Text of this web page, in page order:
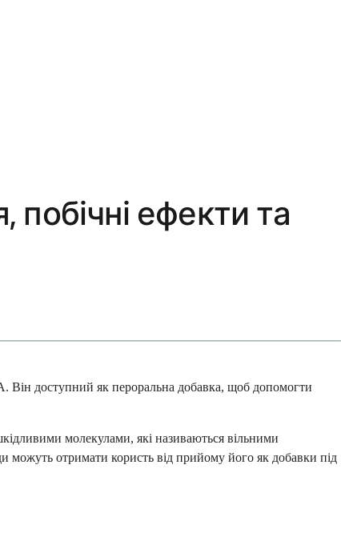
ефекти та
Він доступний як пероральна добавка, щоб допомогти
молекулами, які називаються вільними
можуть отримати користь від прийому його як добавки під